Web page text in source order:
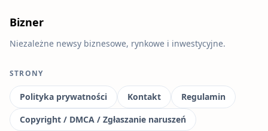
Bizner
Niezależne newsy biznesowe, rynkowe i inwestycyjne.
STRONY
Polityka prywatności Kontakt
Regulamin
Copyright / DMCA / Zgłaszanie naruszeń